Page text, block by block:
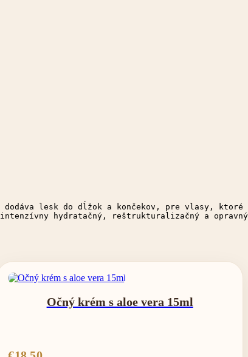
dodáva lesk do dĺžok a končekov, pre vlasy,
hydratačný, reštrukturalizačný a
Očný krém s aloe vera 15ml